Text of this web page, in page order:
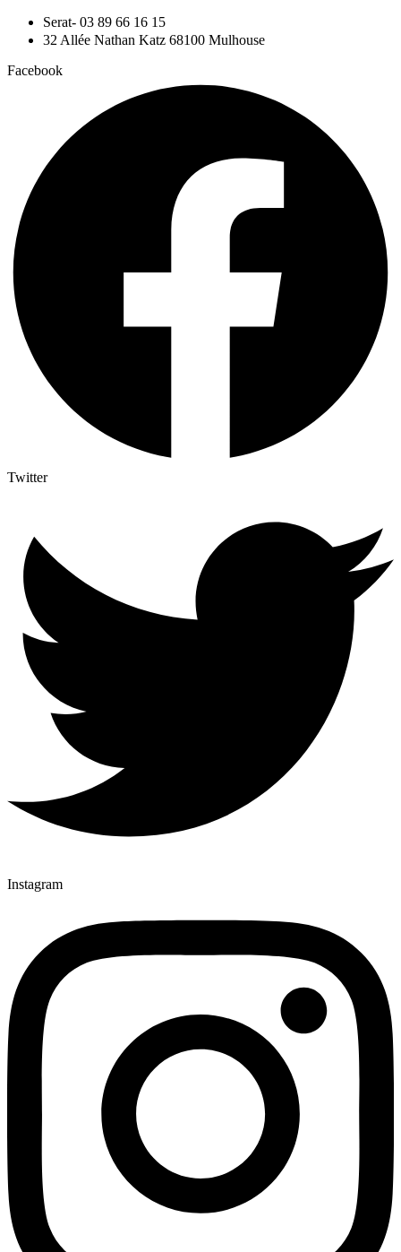
Aller
Serat- 03 89 66 16 15
32 Allée Nathan Katz 68100 Mulhouse
Facebook
Twitter
Instagram